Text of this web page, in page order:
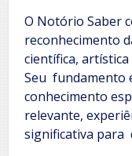
O Notório Saber
reconhecimento
científica,
Seu fundamento
conhecimento
relevante,
significativa para